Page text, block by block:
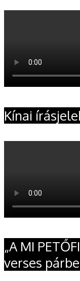
Kínai
„A MI
verses